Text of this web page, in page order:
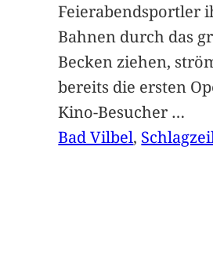
Feierabendsportler
Bahnen durch das
Becken ziehen,
bereits die ersten
Kino-Besucher …
Bad Vilbel,